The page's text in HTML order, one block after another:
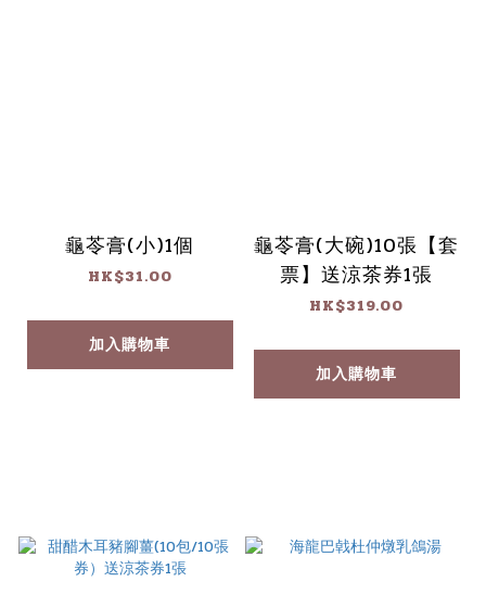
龜苓膏(小)1個
HK$31.00
加入購物車
龜苓膏(大碗)10張【套
票】送涼茶券1張
HK$319.00
加入購物車